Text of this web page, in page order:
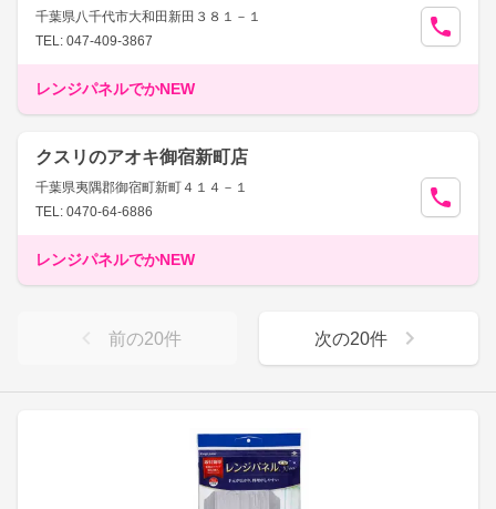
千葉県八千代市大和田新田３８１－１
TEL: 047-409-3867
レンジパネルでかNEW
クスリのアオキ御宿新町店
千葉県夷隅郡御宿町新町４１４－１
TEL: 0470-64-6886
レンジパネルでかNEW
前の20件 次の20件